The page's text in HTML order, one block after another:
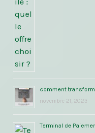
comment
novembre 21, 2023
Terminal de